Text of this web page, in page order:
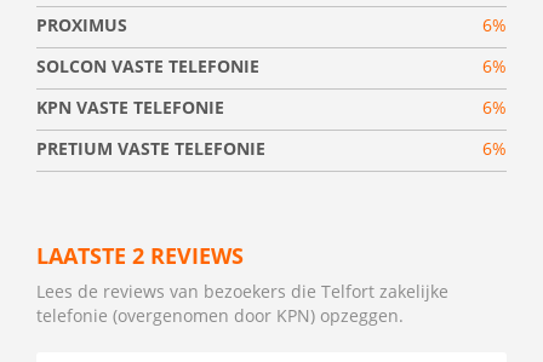
PROXIMUS
6%
SOLCON VASTE TELEFONIE
6%
KPN VASTE TELEFONIE
6%
PRETIUM VASTE TELEFONIE
6%
LAATSTE 2 REVIEWS
Lees de reviews van bezoekers die Telfort zakelijke
telefonie (overgenomen door KPN) opzeggen.